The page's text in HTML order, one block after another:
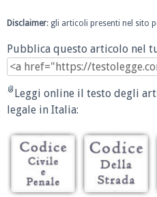
Disclaimer: gli articoli presenti nel sito
Pubblica questo articolo nel
Leggi online il testo degli
legale in Italia: